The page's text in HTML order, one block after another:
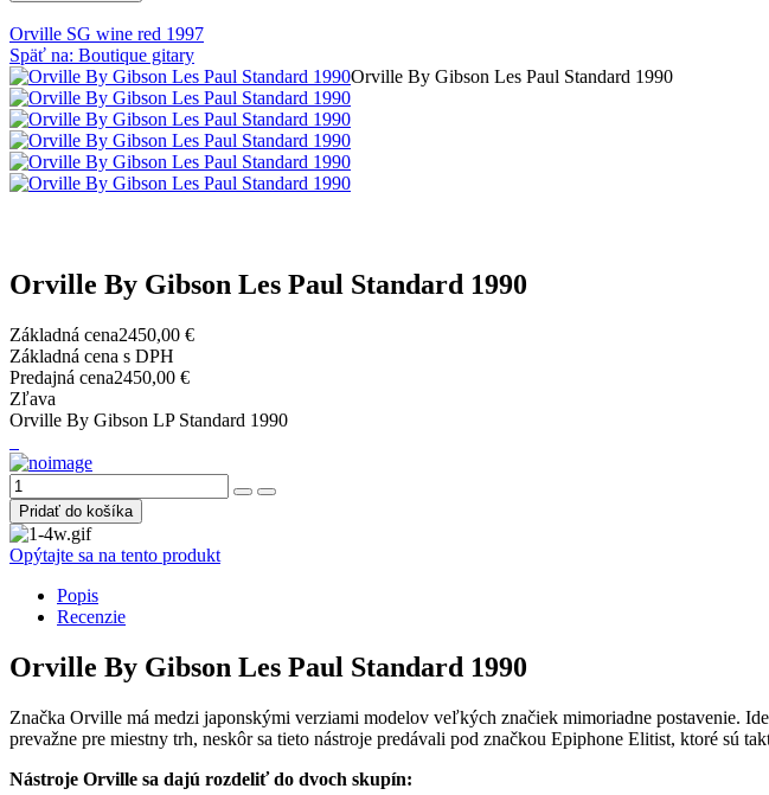
Orville SG wine red 1997
Späť na: Boutique gitary
Orville By Gibson Les Paul Standard 1990
Orville By Gibson Les Paul Standard 1990
Základná cena2450,00 €
Základná cena s DPH
Predajná cena2450,00 €
Zľava
Orville By Gibson LP Standard 1990
Opýtajte sa na tento produkt
Popis
Recenzie
Orville By Gibson Les Paul Standard 1990
Značka Orville má medzi japonskými verziami modelov veľkých značiek mimoriadne postavenie.
prevažne pre miestny trh, neskôr sa tieto nástroje predávali pod značkou Epiphone Elitist, ktoré sú
Nástroje Orville sa dajú rozdeliť do dvoch skupín: